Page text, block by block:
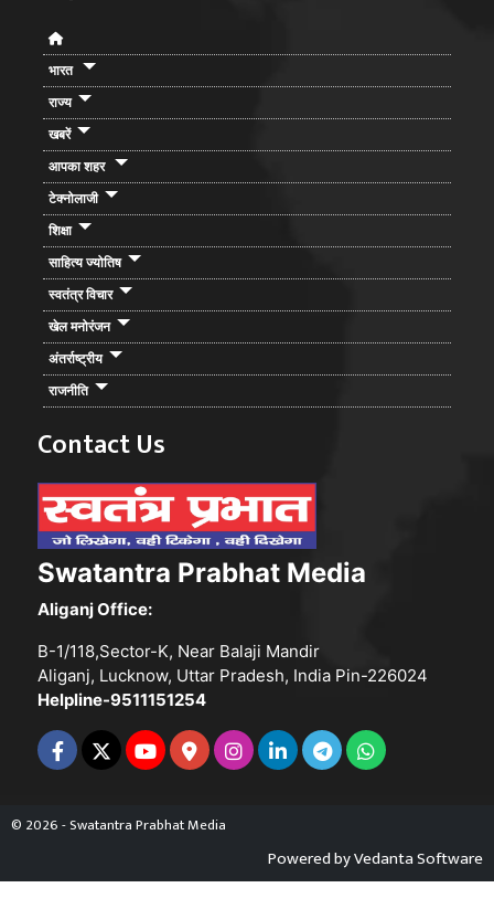
भारत
राज्य
खबरें
आपका शहर
टेक्नोलाजी
शिक्षा
साहित्य ज्योतिष
स्वतंत्र विचार
खेल मनोरंजन
अंतर्राष्ट्रीय
राजनीति
Contact Us
Swatantra Prabhat Media
Aliganj Office:
B-1/118,Sector-K, Near Balaji Mandir
Aliganj, Lucknow, Uttar Pradesh, India Pin-226024
Helpline-9511151254
© 2026 - Swatantra Prabhat Media
Powered byVedanta Software